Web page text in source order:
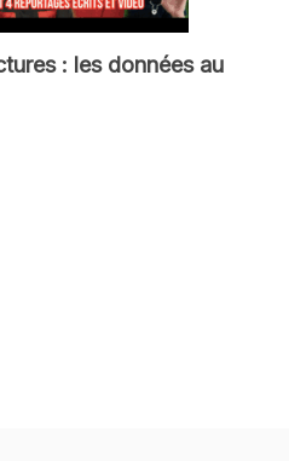
: les données au